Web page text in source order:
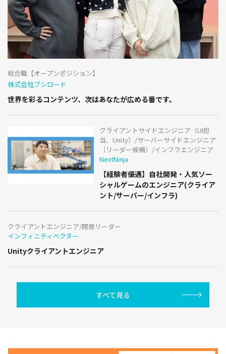
総合職【オープンポジション】
株式会社ブシロード
世界を彩るコンテンツ、次はあなたが広める番です。
クライアントサイドエンジニア（UI担
当、Unity）/サーバーサイドエンジニア
（リーダー候補）/インフラエンジニア
NextNinja
【経験者優遇】自社開発・人気ソー
シャルゲームのエンジニア(クライア
ント/サーバー/インフラ)
クライアントエンジニア/開発リーダー
インフィニティベクター
Unityクライアントエンジニア
すべて見る